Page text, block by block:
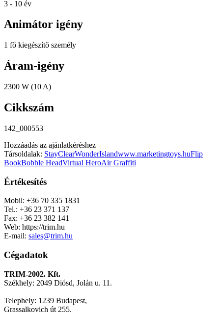
3 - 10 év
Animátor igény
1 fő kiegészítő személy
Áram-igény
2300 W (10 A)
Cikkszám
142_000553
Hozzáadás az ajánlatkéréshez
Társoldalak: StayClearWonderIslandwww.marketingtoys.huFlip
BookBobble HeadVirtual HeroAir Graffiti
Értékesítés
Mobil: +36 70 335 1831
Tel.: +36 23 371 137
Fax: +36 23 382 141
Web: https://trim.hu
E-mail: sales@trim.hu
Cégadatok
TRIM-2002. Kft.
Székhely: 2049 Diósd, Jolán u. 11.
Telephely: 1239 Budapest,
Grassalkovich út 255.